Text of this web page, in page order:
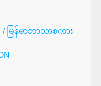
/ မြန်မာဘာသာစကား